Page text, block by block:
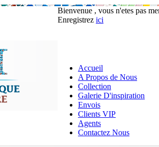
Bienvenue , vous n'etes pas
Enregistrez ici
Accueil
A Propos de Nous
Collection
Galerie D'inspiration
Envois
Clients VIP
Agents
Contactez Nous